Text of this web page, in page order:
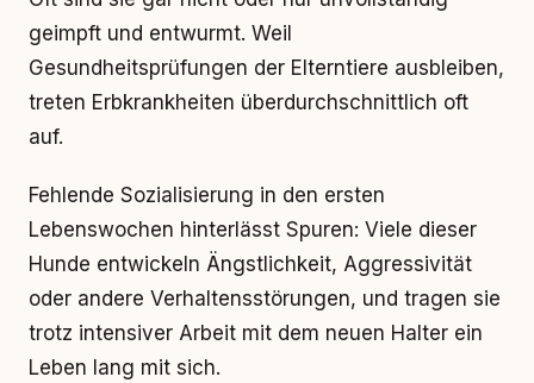
geimpft und entwurmt. Weil
Gesundheitsprüfungen der Elterntiere ausbleiben,
treten Erbkrankheiten überdurchschnittlich oft
auf.
Fehlende Sozialisierung in den ersten
Lebenswochen hinterlässt Spuren: Viele dieser
Hunde entwickeln Ängstlichkeit, Aggressivität
oder andere Verhaltensstörungen, und tragen sie
trotz intensiver Arbeit mit dem neuen Halter ein
Leben lang mit sich.